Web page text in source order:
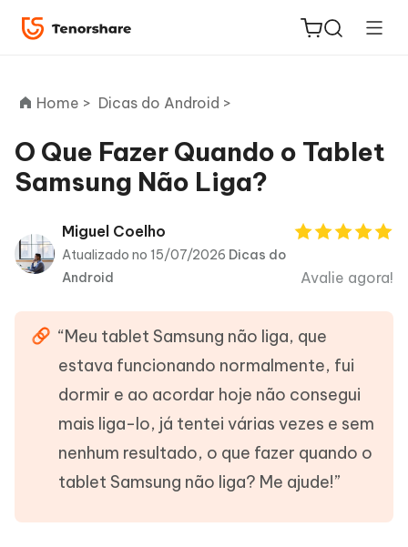
ReiBoot
PDNob
PDF
Editor
Home > Dicas do Android >
O Que Fazer Quando o Tablet
Samsung Não Liga?
Miguel Coelho
Atualizado no 15/07/2026 Dicas do
Android
Avalie agora!
“Meu tablet Samsung não liga, que
estava funcionando normalmente, fui
dormir e ao acordar hoje não consegui
mais liga-lo, já tentei várias vezes e sem
nenhum resultado, o que fazer quando o
tablet Samsung não liga? Me ajude!”